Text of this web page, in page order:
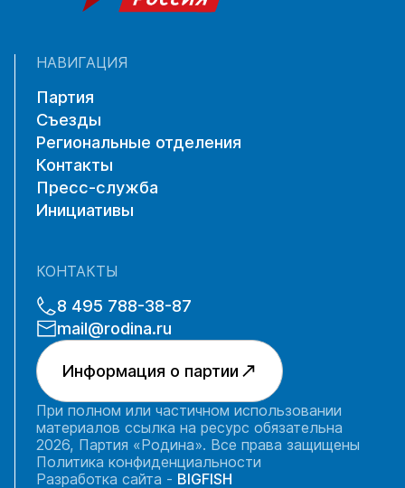
НАВИГАЦИЯ
Партия
Съезды
Региональные отделения
Контакты
Пресс-служба
Инициативы
КОНТАКТЫ
8 495 788-38-87
mail@rodina.ru
Информация о партии
При полном или частичном использовании
материалов ссылка на ресурс обязательна
2026, Партия «Родина». Все права защищены
Политика конфиденциальности
Разработка сайта - BIGFISH